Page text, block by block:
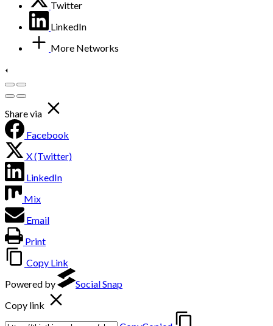
Twitter
LinkedIn
More Networks
Share via
Facebook
X (Twitter)
LinkedIn
Mix
Email
Print
Copy Link
Powered by
Social Snap
Copy link